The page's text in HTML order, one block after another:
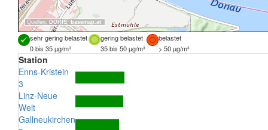
Quellen: DORIS, basemap.at
sehr gering belastet gering belastet
belastet
0 bis 35 µg/m³
35 bis 50 µg/m³ > 50 µg/m³
Station
Enns-Kristein
3
Linz-Neue
Welt
Gallneukirchen